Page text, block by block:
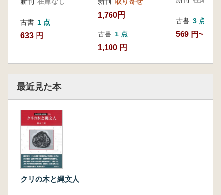
古書 1 点
633 円
1,760円
古書 1 点
1,100 円
古書 3 点
569 円~
最近見た本
クリの木と縄文人